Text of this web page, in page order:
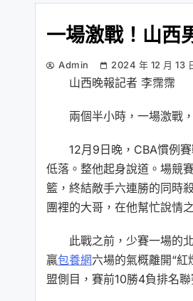
一場激戰！山西
Admin 2024 年 12 月 13
山西晚報記者 李霈霈
兩個半小時，一場激戰
12月9日晚，CBA慣例
低落。整他起身說道。場競
籃，終結敵手六連勝的同時
團裡的大哥，在他幫忙說情
此戰之前，少賽一場的
贏包養網六場的氣概離開“紅
盟側目，賽前10勝4負排名